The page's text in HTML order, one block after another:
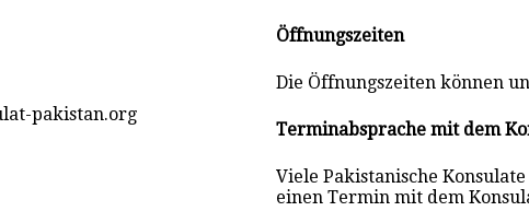
pakistan.org
Öffnungszeiten
Die Öffnungszeiten können
Terminabsprache mit dem
Viele Pakistanische
einen Termin mit dem